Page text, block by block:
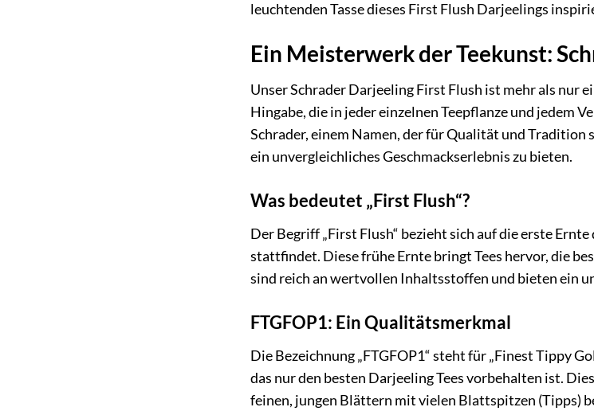
leuchtenden Tasse dieses First Flush Darjeelings
Ein Meisterwerk der Teekunst:
Unser Schrader Darjeeling First Flush ist mehr als nur
Hingabe, die in jeder einzelnen Teepflanze und jedem
Schrader, einem Namen, der für Qualität und
ein unvergleichliches Geschmackserlebnis zu bieten.
Was bedeutet „First Flush“?
Der Begriff „First Flush“ bezieht sich auf die erste
stattfindet. Diese frühe Ernte bringt Tees hervor, die
sind reich an wertvollen Inhaltsstoffen und bieten ein
FTGFOP1: Ein Qualitätsmerkmal
Die Bezeichnung „FTGFOP1“ steht für „Finest Tippy
das nur den besten Darjeeling Tees vorbehalten ist.
feinen, jungen Blättern mit vielen Blattspitzen (Tipps)